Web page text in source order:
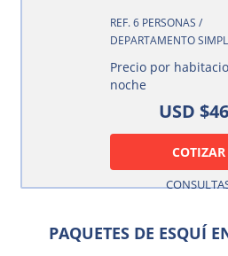
REF. 6 PERSONAS /
DEPARTAMENTO
Precio por
noche
USD
COTIZAR
PAQUETES DE ESQUÍ